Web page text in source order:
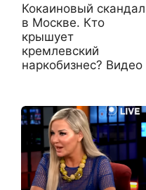
Кокаиновый скандал
в Москве. Кто
крышует
кремлевский
наркобизнес? Видео